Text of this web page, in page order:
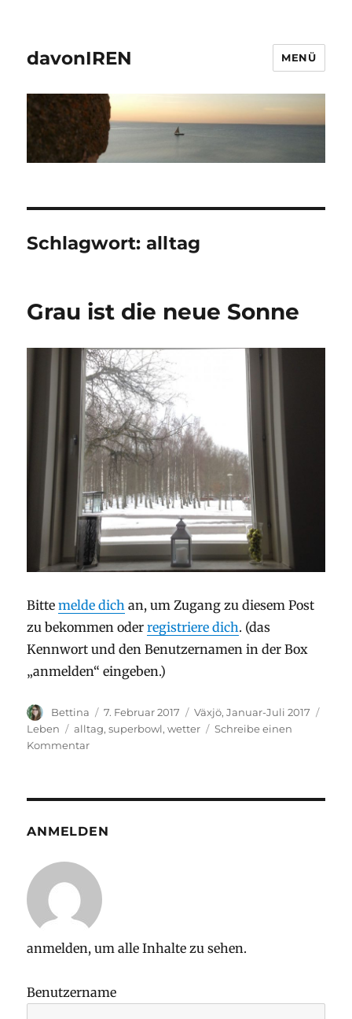
davonIREN MENÜ
Schlagwort:alltag
Grau ist die neue Sonne
Bittemelde dich an, um Zugang zu diesem Post
zu bekommen oderregistriere dich. (das
Kennwort und den Benutzernamen in der Box
„anmelden“ eingeben.)
Autor
Bettina
Veröffentlicht
am
7. Februar 2017 Stay
Växjö, Januar-Juli 2017
Leben
Schlagwörter
alltag,superbowl,wetter
Schreibe einen
Kommentarzu
Sonne
ANMELDEN
anmelden, um alle Inhalte zu sehen.
Benutzername